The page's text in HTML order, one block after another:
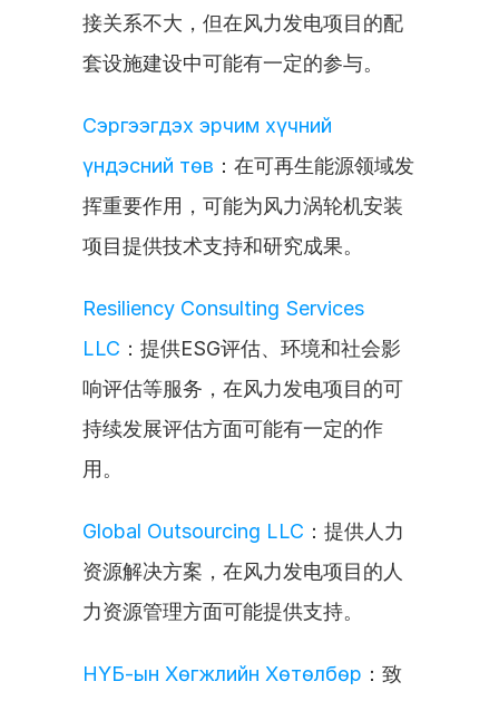
接关系不大，但在风力发电项目的配
套设施建设中可能有一定的参与。
Сэргээгдэх эрчим хүчний
үндэсний төв ：在可再生能源领域发
挥重要作用，可能为风力涡轮机安装
项目提供技术支持和研究成果。
Resiliency Consulting Services
LLC ：提供ESG评估、环境和社会影
响评估等服务，在风力发电项目的可
持续发展评估方面可能有一定的作
用。
Global Outsourcing LLC ：提供人力
资源解决方案，在风力发电项目的人
力资源管理方面可能提供支持。
НҮБ-ын Хөгжлийн Хөтөлбөр ：致